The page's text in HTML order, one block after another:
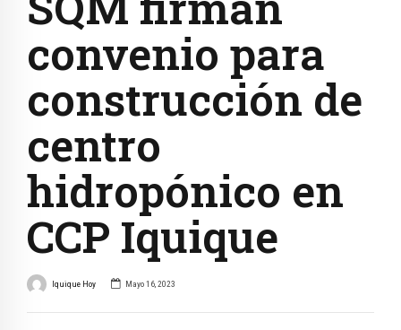
convenio para
construcción de
centro
hidropónico en
CCP Iquique
Iquique Hoy Mayo 16, 2023